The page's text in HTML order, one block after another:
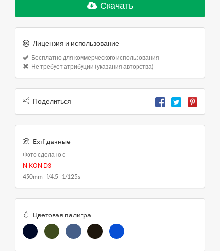
Скачать
Лицензия и использование
Бесплатно для коммерческого использования
Не требует атрибуции (указания авторства)
Поделиться
Exif данные
Фото сделано с
NIKON D3
450mm f/4.5 1/125s
Цветовая палитра